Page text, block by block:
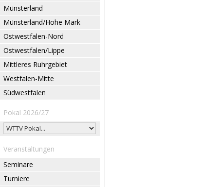
Münsterland
Münsterland/Hohe Mark
Ostwestfalen-Nord
Ostwestfalen/Lippe
Mittleres Ruhrgebiet
Westfalen-Mitte
Südwestfalen
Pokal 2026/27
Veranstaltungen
Seminare
Turniere